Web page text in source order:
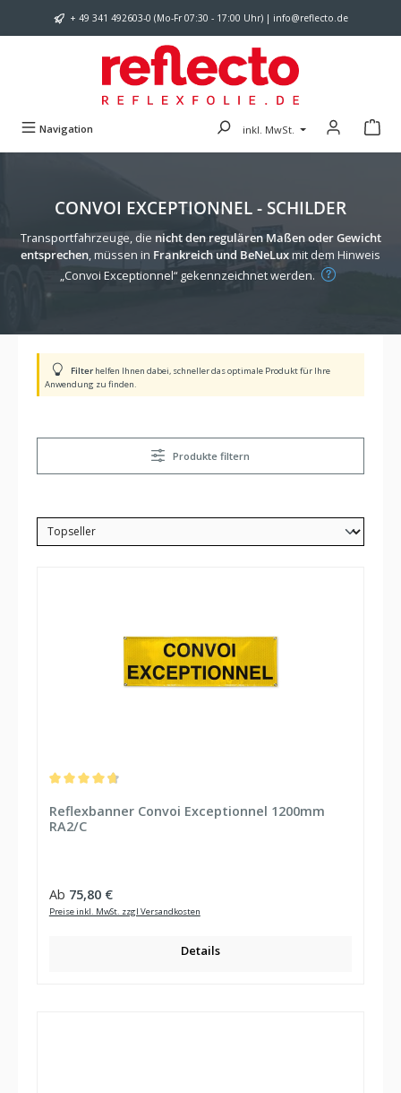
Zum Hauptinhalt springen
+ 49 341 492603-0 (Mo-Fr 07:30 - 17:00 Uhr) | info@reflecto.de
Navigation inkl. MwSt.
CONVOI EXCEPTIONNEL - SCHILDER
Transportfahrzeuge, die nicht den regulären Maßen oder Gewicht
entsprechen, müssen in Frankreich und BeNeLuxmit dem Hinweis
„Convoi Exceptionnel“ gekennzeichnet werden.
Filter helfen Ihnen dabei, schneller das optimale Produkt für Ihre
Anwendung zu finden.
Produkte filtern
Reflexbanner Convoi Exceptionnel 1200mm
RA2/C
Regulärer Preis:
Ab 75,80 €
Preise inkl. MwSt. zzgl Versandkosten
Details